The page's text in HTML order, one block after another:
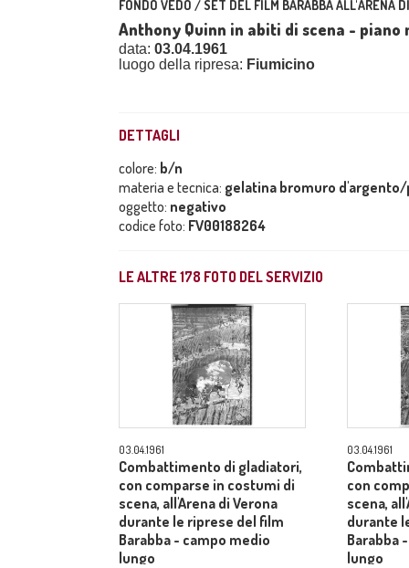
FONDO VEDO / SET DEL FILM BARABBA ALL'ARENA
Anthony Quinn in abiti di scena - piano
data: 03.04.1961
luogo della ripresa: Fiumicino
DETTAGLI
colore: b/n
materia e tecnica: gelatina bromuro
oggetto: negativo
codice foto: FV00188264
LE ALTRE178 FOTO DEL SERVIZIO
03.04.1961
Combattimento di gladiatori,
con comparse in costumi di
scena, all'Arena di Verona
durante le riprese del film
Barabba - campo medio
lungo
03.04.1961
con
scena,
durante
Barabba
lungo